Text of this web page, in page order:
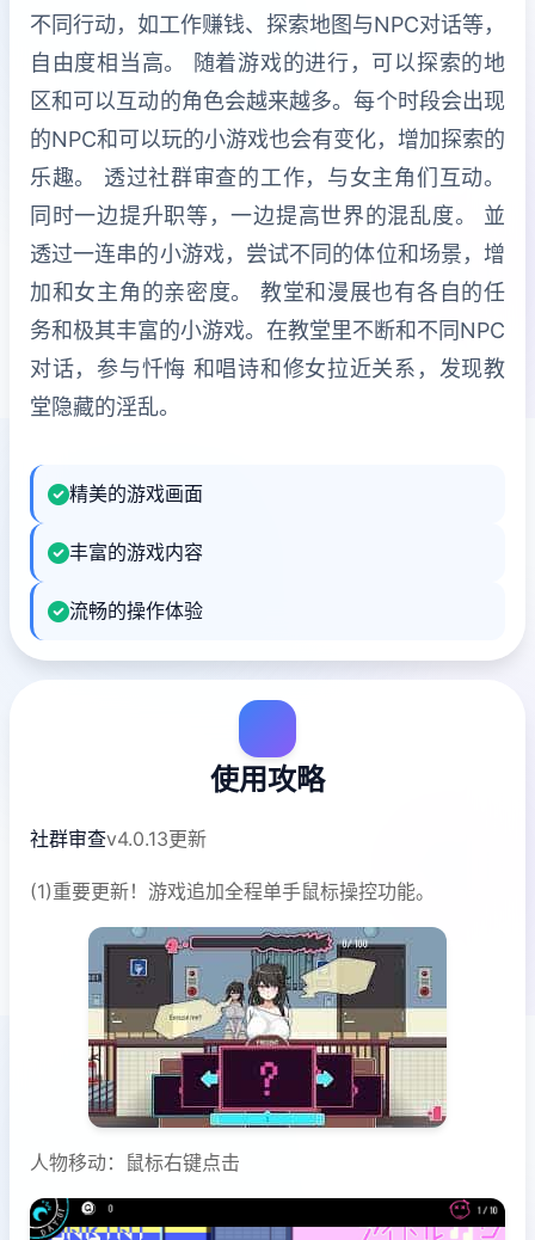
不同行动，如工作赚钱、探索地图与NPC对话等，
自由度相当高。 随着游戏的进行，可以探索的地
区和可以互动的角色会越来越多。每个时段会出现
的NPC和可以玩的小游戏也会有变化，增加探索的
乐趣。 透过社群审查的工作，与女主角们互动。
同时一边提升职等，一边提高世界的混乱度。 並
透过一连串的小游戏，尝试不同的体位和场景，增
加和女主角的亲密度。 教堂和漫展也有各自的任
务和极其丰富的小游戏。在教堂里不断和不同NPC
对话，参与忏悔 和唱诗和修女拉近关系，发现教
堂隐藏的淫乱。
精美的游戏画面
丰富的游戏内容
流畅的操作体验
使用攻略
社群审查v4.0.13更新
(1)重要更新！游戏追加全程单手鼠标操控功能。
人物移动：鼠标右键点击